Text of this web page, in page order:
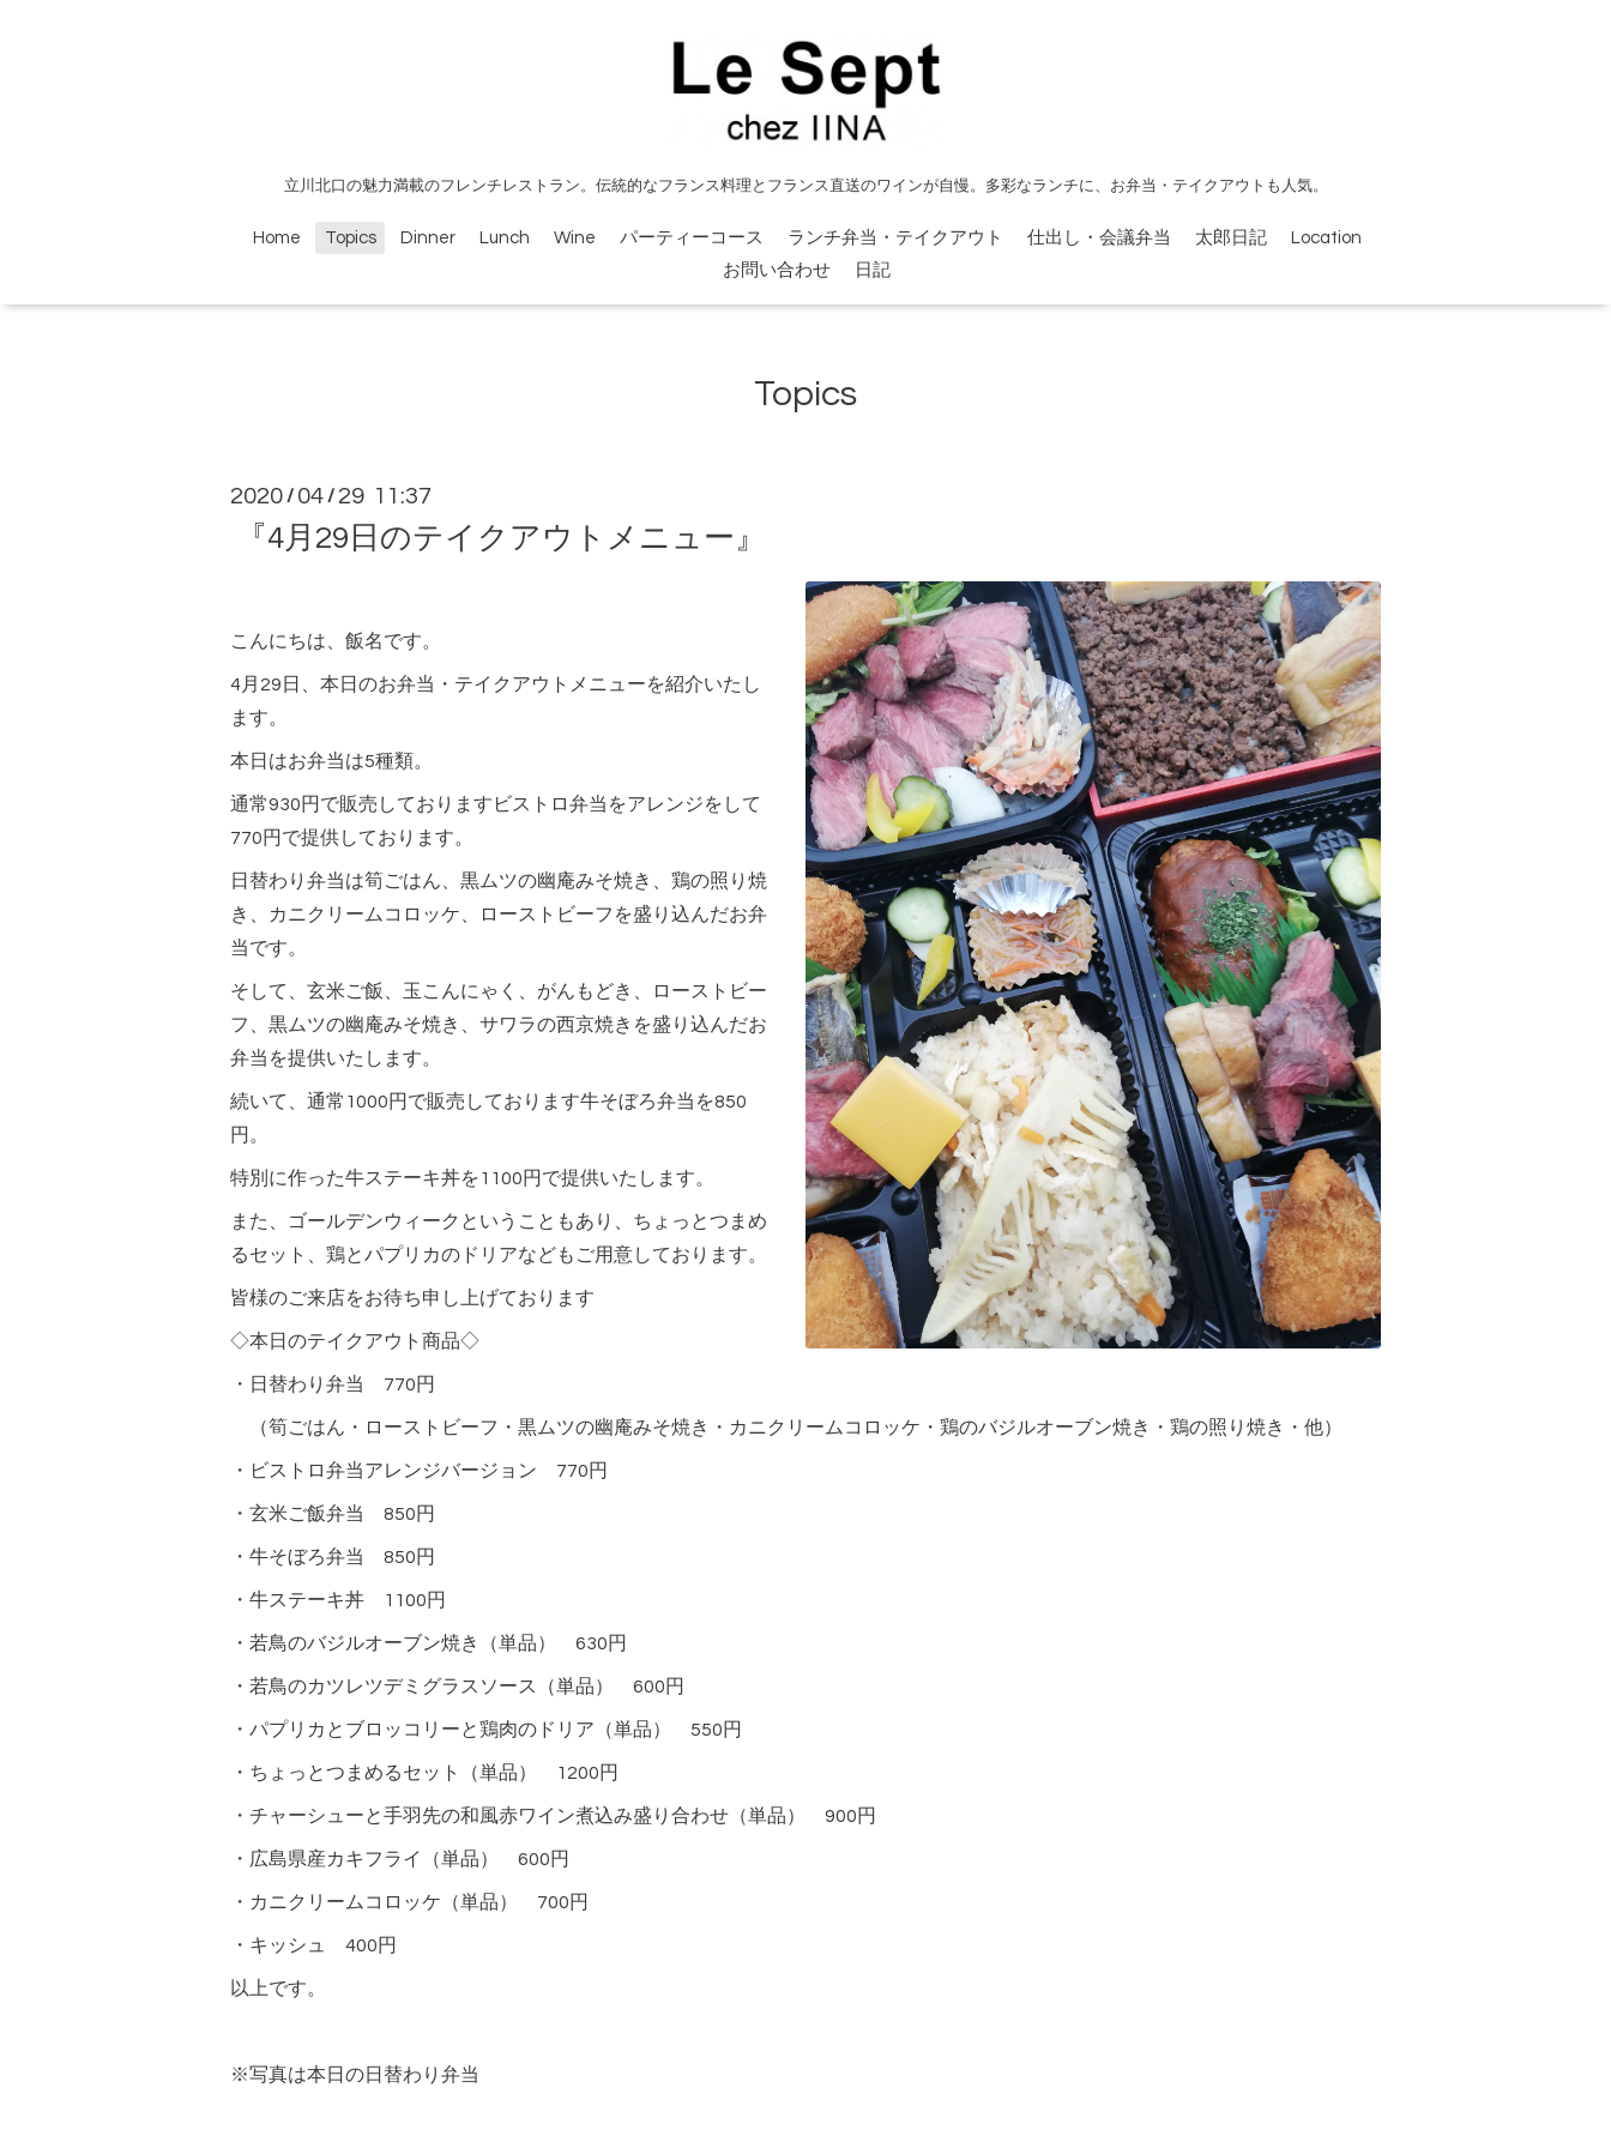
立川北口の魅力満載のフレンチレストラン。伝統的なフランス料理とフランス直送のワインが自慢。多彩なランチに、お弁当・テイクアウトも人気。
Home Topics Dinner Lunch Wine パーティーコース ランチ弁当・テイクアウト 仕出し・会議弁当 太郎日記
Location
お問い合わせ
日記
Topics
2020 / 04 / 29 11:37
『4月29日のテイクアウトメニュー』
こんにちは、飯名です。
4月29日、本日のお弁当・テイクアウトメニューを紹介いたし
ます。
本日はお弁当は5種類。
通常930円で販売しておりますビストロ弁当をアレンジをして
770円で提供しております。
日替わり弁当は筍ごはん、黒ムツの幽庵みそ焼き、鶏の照り焼
き、カニクリームコロッケ、ローストビーフを盛り込んだお弁
当です。
そして、玄米ご飯、玉こんにゃく、がんもどき、ローストビー
フ、黒ムツの幽庵みそ焼き、サワラの西京焼きを盛り込んだお
弁当を提供いたします。
続いて、通常1000円で販売しております牛そぼろ弁当を850
円。
特別に作った牛ステーキ丼を1100円で提供いたします。
また、ゴールデンウィークということもあり、ちょっとつまめ
るセット、鶏とパプリカのドリアなどもご用意しております。
皆様のご来店をお待ち申し上げております
◇本日のテイクアウト商品◇
・日替わり弁当 770円
（筍ごはん・ローストビーフ・黒ムツの幽庵みそ焼き・カニクリームコロッケ・鶏のバジルオーブン焼き・鶏の照り焼き・他）
・ビストロ弁当アレンジバージョン 770円
・玄米ご飯弁当 850円
・牛そぼろ弁当 850円
・牛ステーキ丼 1100円
・若鳥のバジルオーブン焼き（単品） 630円
・若鳥のカツレツデミグラスソース（単品） 600円
・パプリカとブロッコリーと鶏肉のドリア（単品） 550円
・ちょっとつまめるセット（単品） 1200円
・チャーシューと手羽先の和風赤ワイン煮込み盛り合わせ（単品） 900円
・広島県産カキフライ（単品） 600円
・カニクリームコロッケ（単品） 700円
・キッシュ 400円
以上です。
※写真は本日の日替わり弁当